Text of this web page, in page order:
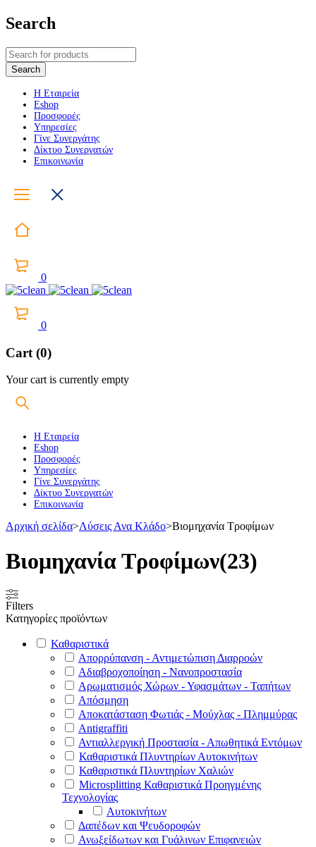
Search
Η Εταιρεία
Eshop
Προσφορές
Υπηρεσίες
Γίνε Συνεργάτης
Δίκτυο Συνεργατών
Επικοινωνία
0
0
Cart (0)
Your cart is currently empty
Η Εταιρεία
Eshop
Προσφορές
Υπηρεσίες
Γίνε Συνεργάτης
Δίκτυο Συνεργατών
Επικοινωνία
Αρχική σελίδα>Λύσεις Ανα Κλάδο>Βιομηχανία Τροφίμων
Βιομηχανία Τροφίμων(23)
Filters
Κατηγορίες προϊόντων
Καθαριστικά
Απορρύπανση - Αντιμετώπιση Διαρροών
Αδιαβροχοποίηση - Νανοπροστασία
Αρωματισμός Χώρων - Υφασμάτων - Ταπήτων
Απόσμηση
Αποκατάσταση Φωτιάς - Μούχλας - Πλημμύρας
Antigraffiti
Αντιαλλεργική Προστασία - Απωθητικά Εντόμων
Καθαριστικά Πλυντηρίων Αυτοκινήτων
Καθαριστικά Πλυντηρίων Χαλιών
Microsplitting Καθαριστικά Προηγμένης
Τεχνολογίας
Αυτοκινήτων
Δαπέδων και Ψευδοροφών
Ανωξείδωτων και Γυάλινων Επιφανειών